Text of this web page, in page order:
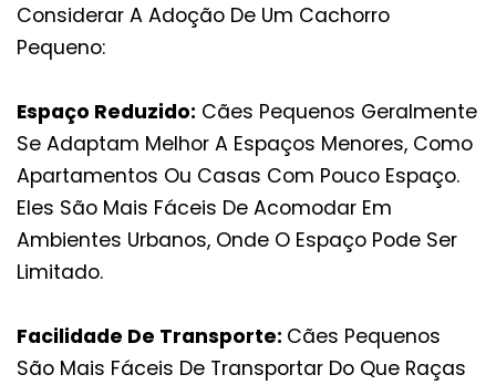
Considerar A Adoção De Um Cachorro
Pequeno:
Espaço Reduzido: Cães Pequenos Geralmente
Se Adaptam Melhor A Espaços Menores, Como
Apartamentos Ou Casas Com Pouco Espaço.
Eles São Mais Fáceis De Acomodar Em
Ambientes Urbanos, Onde O Espaço Pode Ser
Limitado.
Facilidade De Transporte: Cães Pequenos
São Mais Fáceis De Transportar Do Que Raças